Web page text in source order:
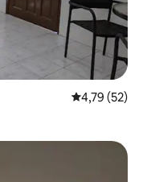
4,79 de uma
4,79 (52)